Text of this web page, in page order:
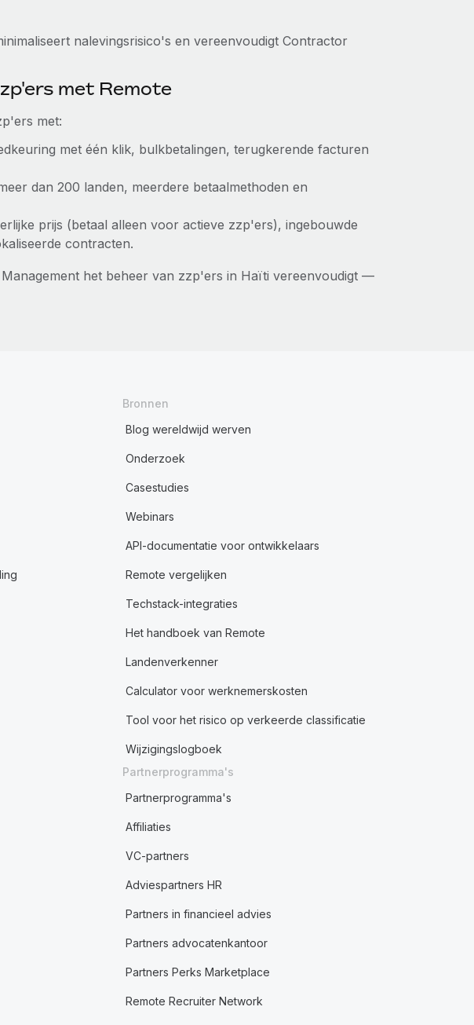
nalevingsrisico's en vereenvoudigt Contractor
met Remote
met:
met één klik, bulkbetalingen, terugkerende facturen
dan 200 landen, meerdere betaalmethoden en
prijs (betaal alleen voor actieve zzp'ers), ingebouwde
contracten.
het beheer van zzp'ers in Haïti vereenvoudigt —
Bronnen
Blog wereldwijd werven
Onderzoek
Casestudies
Webinars
API-documentatie voor ontwikkelaars
Remote vergelijken
Techstack-integraties
Het handboek van Remote
Landenverkenner
Calculator voor werknemerskosten
Tool voor het risico op verkeerde classificatie
Wijzigingslogboek
Partnerprogramma's
Partnerprogramma's
Affiliaties
VC-partners
Adviespartners HR
Partners in financieel advies
Partners advocatenkantoor
Partners Perks Marketplace
Remote Recruiter Network